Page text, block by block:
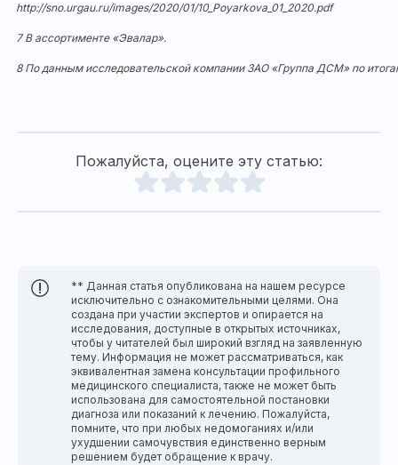
http://sno.urgau.ru/images/2020/01/10_Poyarkova_01_2020.pdf
7 В ассортименте «Эвалар».
8 По данным исследовательской компании ЗАО «Группа ДСМ» по
Пожалуйста, оцените эту статью:
** Данная статья опубликована на нашем ресурсе
исключительно с ознакомительными целями. Она
создана при участии экспертов и опирается на
исследования, доступные в открытых источниках,
чтобы у читателей был широкий взгляд на заявленную
тему. Информация не может рассматриваться, как
эквивалентная замена консультации профильного
медицинского специалиста, также не может быть
использована для самостоятельной постановки
диагноза или показаний к лечению. Пожалуйста,
помните, что при любых недомоганиях и/или
ухудшении самочувствия единственно верным
решением будет обращение к врачу.